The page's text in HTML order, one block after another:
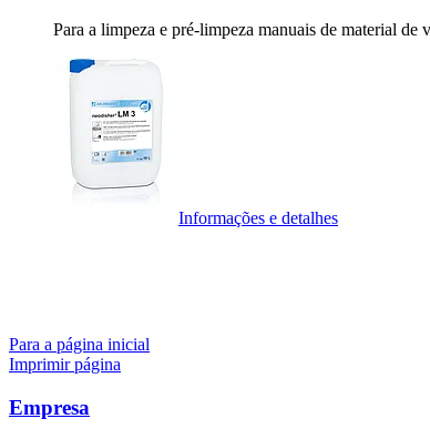
Para a limpeza e pré-limpeza manuais de material
Informações e detalhes
Para a página inicial
Imprimir página
Empresa